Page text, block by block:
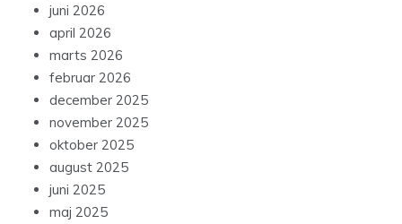
juli 2026
juni 2026
april 2026
marts 2026
februar 2026
december 2025
november 2025
oktober 2025
august 2025
juni 2025